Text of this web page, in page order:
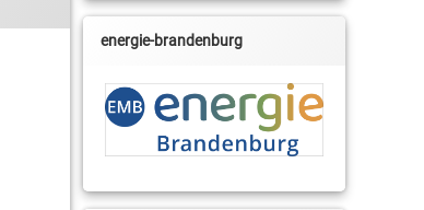
energie-brandenburg